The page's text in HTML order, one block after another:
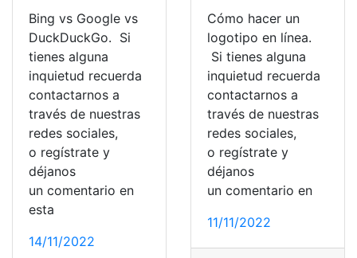
Bing vs Google vs
DuckDuckGo. Si
tienes alguna
inquietud recuerda
contactarnos a
través de nuestras
redes sociales,
o regístrate y
déjanos
un comentario en
esta
14/11/2022
Cómo hacer un
logotipo en línea.
Si tienes alguna
inquietud recuerda
contactarnos a
través de nuestras
redes sociales,
o regístrate y
déjanos
un comentario en
11/11/2022